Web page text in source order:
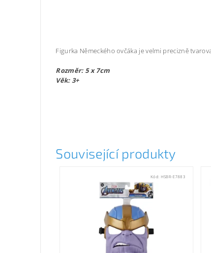
Figurka Německého ovčáka je velmi precizně
Rozměr: 5 x 7cm
Věk: 3+
Související produkty
Kód: HSBR-E7883